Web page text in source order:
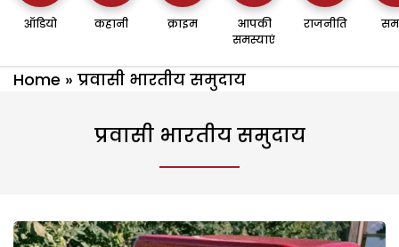
ऑडियो कहानी क्राइम
आपकी
समस्याएं
राजनीति
Home » प्रवासी भारतीय समुदाय
प्रवासी भारतीय समुदाय